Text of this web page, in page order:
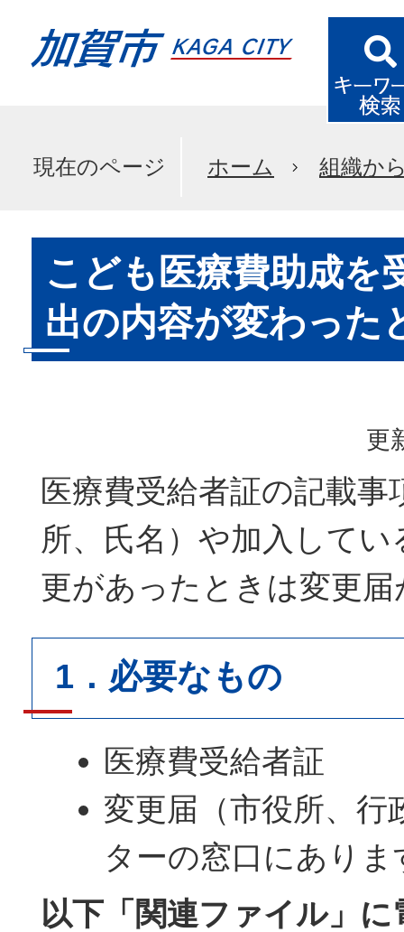
現在のページ ホーム 組織か
こども医療費助成を
出の内容が変わった
更
医療費受給者証の記載事
所、氏名）や加入してい
更があったときは変更
1．必要なもの
医療費受給者証
変更届（市役所、行
ターの窓口にありま
以下「関連ファイル」